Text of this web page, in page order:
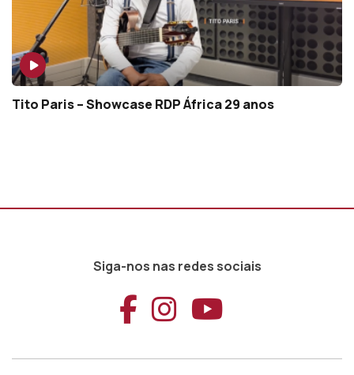
Tito Paris – Showcase RDP África 29 anos
Siga-nos nas redes sociais
Aceder ao
Aceder ao
Aceder